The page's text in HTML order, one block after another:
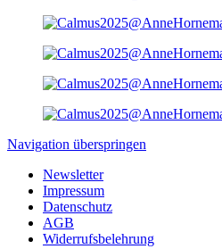
Navigation überspringen
Newsletter
Impressum
Datenschutz
AGB
Widerrufsbelehrung